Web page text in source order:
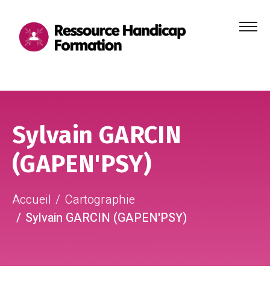
Menu
Sylvain GARCIN
(GAPEN'PSY)
Accueil
Cartographie
Sylvain GARCIN (GAPEN'PSY)